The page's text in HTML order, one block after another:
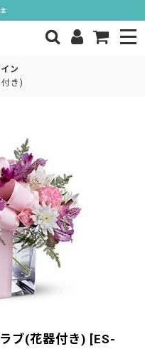
ン
き)
ブ(花器付き) [ES-